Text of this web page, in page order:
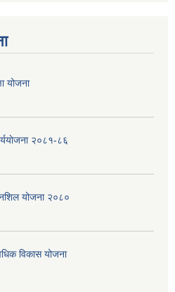
योजना
२०८१-८६
योजना २०८०
विकास योजना